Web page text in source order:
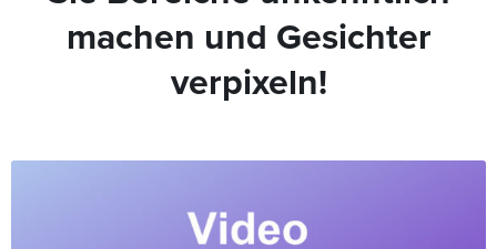
machen und Gesichter
verpixeln!